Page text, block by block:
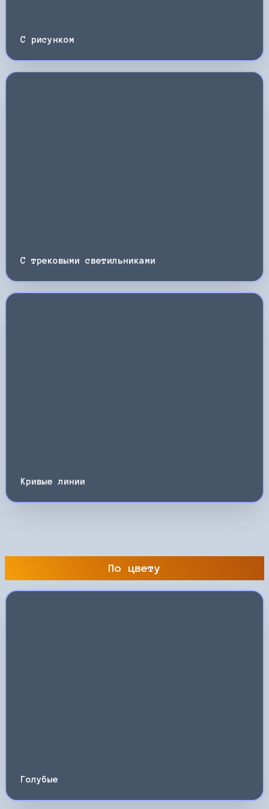
С рисунком
С трековыми светильниками
Кривые линии
По цвету
Голубые